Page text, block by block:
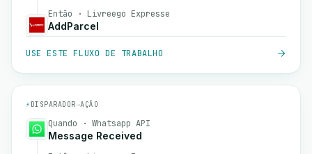
Então · Livreego Expresse
AddParcel
USE ESTE FLUXO DE TRABALHO
⚡ DISPARADOR→AÇÃO
Quando · Whatsapp API
Message Received